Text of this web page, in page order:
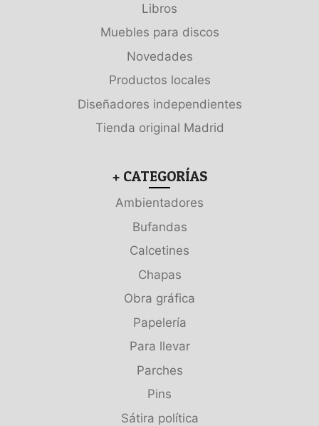
Libros
Muebles para discos
Novedades
Productos locales
Diseñadores independientes
Tienda original Madrid
+ CATEGORÍAS
Ambientadores
Bufandas
Calcetines
Chapas
Obra gráfica
Papelería
Para llevar
Parches
Pins
Sátira política